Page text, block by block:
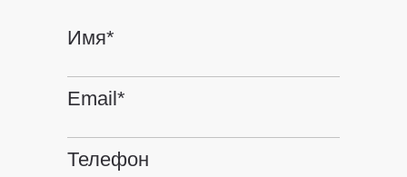
Имя*
Email*
Телефон